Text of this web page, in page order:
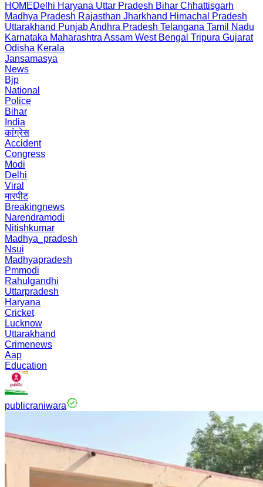
HOMEDelhi Haryana Uttar Pradesh Bihar Chhattisgarh
Madhya Pradesh Rajasthan Jharkhand Himachal Pradesh
Uttarakhand PunjabAndhra Pradesh Telangana Tamil Nadu
Karnataka Maharashtra Assam West Bengal Tripura Gujarat
Odisha Kerala
Jansamasya
News
Bjp
National
Police
Bihar
India
कांग्रेस
Accident
Congress
Modi
Delhi
Viral
मारपीट
Breakingnews
Narendramodi
Nitishkumar
Madhya_pradesh
Nsui
Madhyapradesh
Pmmodi
Rahulgandhi
Uttarpradesh
Haryana
Cricket
Lucknow
Uttarakhand
Crimenews
Aap
Education
publicraniwara